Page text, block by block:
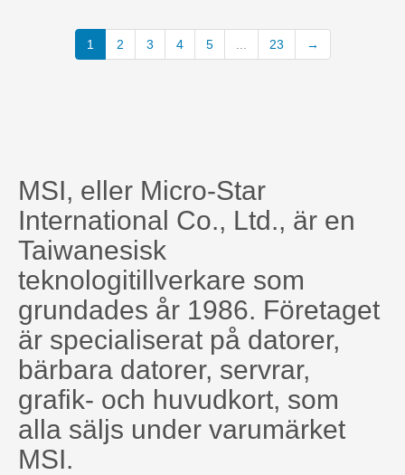
1 2 3 4 5 23 →
MSI, eller Micro-Star
International Co., Ltd., är en
Taiwanesisk
teknologitillverkare som
grundades år 1986. Företaget
är specialiserat på datorer,
bärbara datorer, servrar,
grafik- och huvudkort, som
alla säljs under varumärket
MSI.